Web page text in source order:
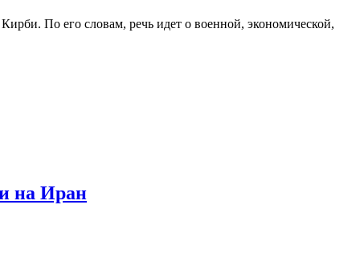
По его словам, речь идет о военной, экономической,
на Иран